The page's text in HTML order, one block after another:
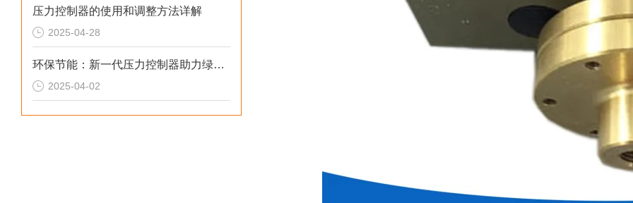
压力控制器的使用和调整方法详解
2025-04-28
环保节能：新一代压力控制器助力绿色制造
2025-04-02